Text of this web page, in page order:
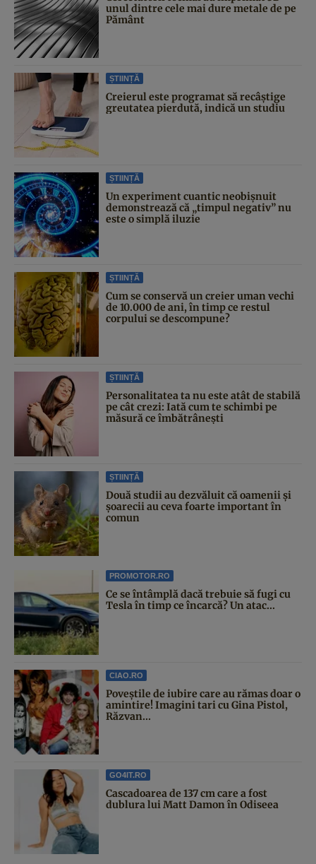
unul dintre cele mai dure metale de pe
Pământ
ȘTIINȚĂ
Creierul este programat să recâștige
greutatea pierdută, indică un studiu
ȘTIINȚĂ
Un experiment cuantic neobișnuit
demonstrează că „timpul negativ” nu
este o simplă iluzie
ȘTIINȚĂ
Cum se conservă un creier uman vechi
de 10.000 de ani, în timp ce restul
corpului se descompune?
ȘTIINȚĂ
Personalitatea ta nu este atât de stabilă
pe cât crezi: Iată cum te schimbi pe
măsură ce îmbătrânești
ȘTIINȚĂ
Două studii au dezvăluit că oamenii și
șoarecii au ceva foarte important în
comun
PROMOTOR.RO
Ce se întâmplă dacă trebuie să fugi cu
Tesla în timp ce încarcă? Un atac...
CIAO.RO
Poveştile de iubire care au rămas doar o
amintire! Imagini tari cu Gina Pistol,
Răzvan...
GO4IT.RO
Cascadoarea de 137 cm care a fost
dublura lui Matt Damon în Odiseea